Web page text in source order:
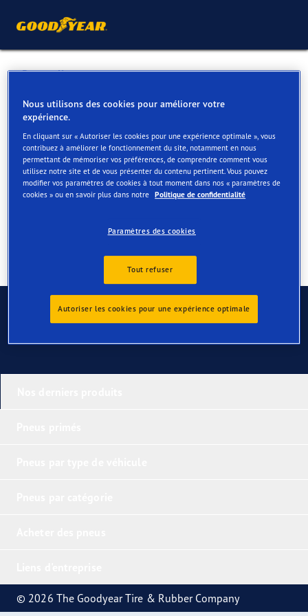
Retour liste
GARAGE NOERENS SRL
Services disponibles en ligne et en magasin
Contact Services Avis
Contactez-nous
© 2026 The Goodyear Tire & Rubber Company
Nous utilisons des cookies pour améliorer votre
expérience.
En cliquant sur « Autoriser les cookies pour une expérience optimale », vous
contribuez à améliorer le fonctionnement du site, notamment en nous
permettant de mémoriser vos préférences, de comprendre comment vous
utilisez notre site et de vous présenter du contenu pertinent. Vous pouvez
modifier vos paramètres de cookies à tout moment dans nos « paramètres de
cookies » ou en savoir plus dans notre Politique de confidentialité
Paramètres des cookies
Tout refuser
Autoriser les cookies pour une expérience optimale